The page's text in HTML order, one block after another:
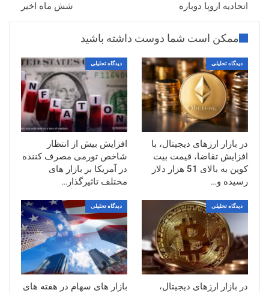
اتحادیه اروپا دوباره
شش ماه اخیر
ممکن است شما دوست داشته باشید
دیدگاه تحلیلی
در بازار ارزهای دیجیتال، با
افزایش تقاضا، قیمت بیت
کوین به بالای 51 هزار دلار
رسیده و…
دیدگاه تحلیلی
افزایش بیش از انتظار
شاخص تورمی مصرف کننده
در آمریکا بر بازار های
مختلف تاثیرگذار…
دیدگاه تحلیلی
در بازار ارزهای دیجیتال،
دیدگاه تحلیلی
بازار های سهام در هفته های